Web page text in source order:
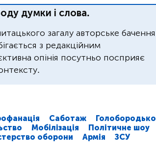
думки і слова.
загалу авторське бачення
з редакційним
опінія посутньо посприяє
Саботаж
Голобородько
Мобілізація
Політичне шоу
оборони Армія
ЗСУ